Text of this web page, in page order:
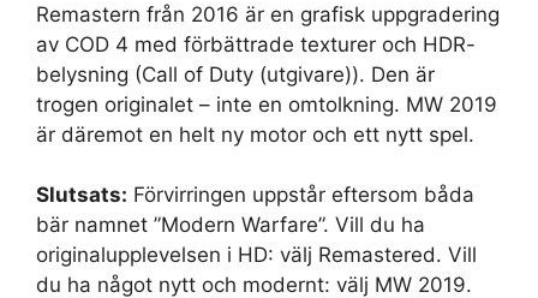
Remastern från 2016 är en grafisk uppgradering
av COD 4 med förbättrade texturer och HDR-
belysning (Call of Duty (utgivare)). Den är
trogen originalet – inte en omtolkning. MW 2019
är däremot en helt ny motor och ett nytt spel.
Slutsats: Förvirringen uppstår eftersom båda
bär namnet ”Modern Warfare”. Vill du ha
originalupplevelsen i HD: välj Remastered. Vill
du ha något nytt och modernt: välj MW 2019.